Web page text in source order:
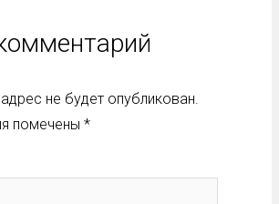
не будет опубликован.
помечены *